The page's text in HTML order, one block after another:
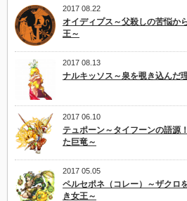
2017 08.22
オイディプス～父殺しの苦悩か
王～
2017 08.13
ナルキッソス～泉を覗き込んだ
2017 06.10
テュポーン～タイフーンの語源
た巨竜～
2017 05.05
ペルセポネ（コレー）～ザクロ
き女王～